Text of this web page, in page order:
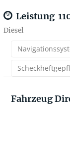
Leistung
Diesel
Fahrzeug